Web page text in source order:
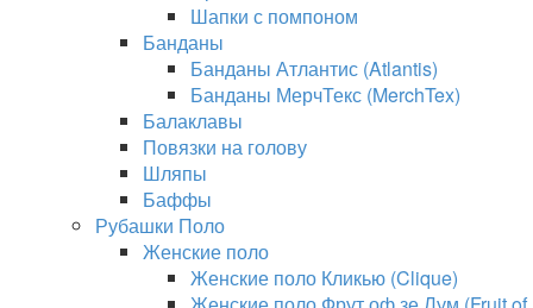
Шапки с помпоном
Банданы
Банданы Атлантис (Atlantis)
Банданы МерчТекс (MerchTex)
Балаклавы
Повязки на голову
Шляпы
Баффы
Рубашки Поло
Женские поло
Женские поло Кликью (Clique)